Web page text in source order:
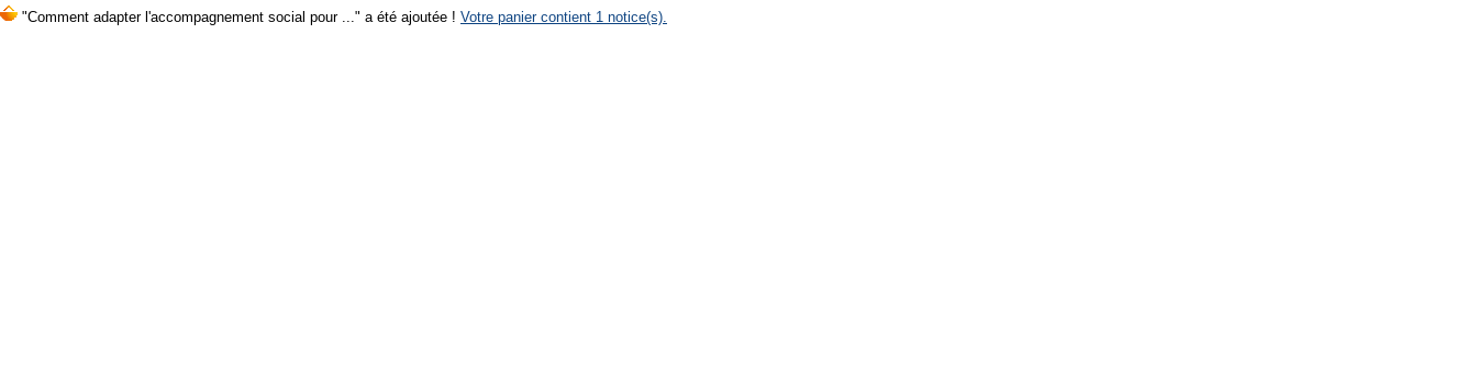
"Comment adapter l'accompagnement social pour ..." a été ajoutée ! Votre panier contient 1 notice(s).